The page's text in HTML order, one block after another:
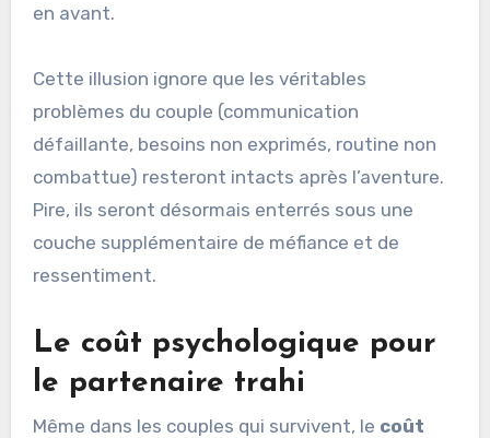
en avant.
Cette illusion ignore que les véritables
problèmes du couple (communication
défaillante, besoins non exprimés, routine non
combattue) resteront intacts après l’aventure.
Pire, ils seront désormais enterrés sous une
couche supplémentaire de méfiance et de
ressentiment.
Le coût psychologique pour
le partenaire trahi
Même dans les couples qui survivent, le coût